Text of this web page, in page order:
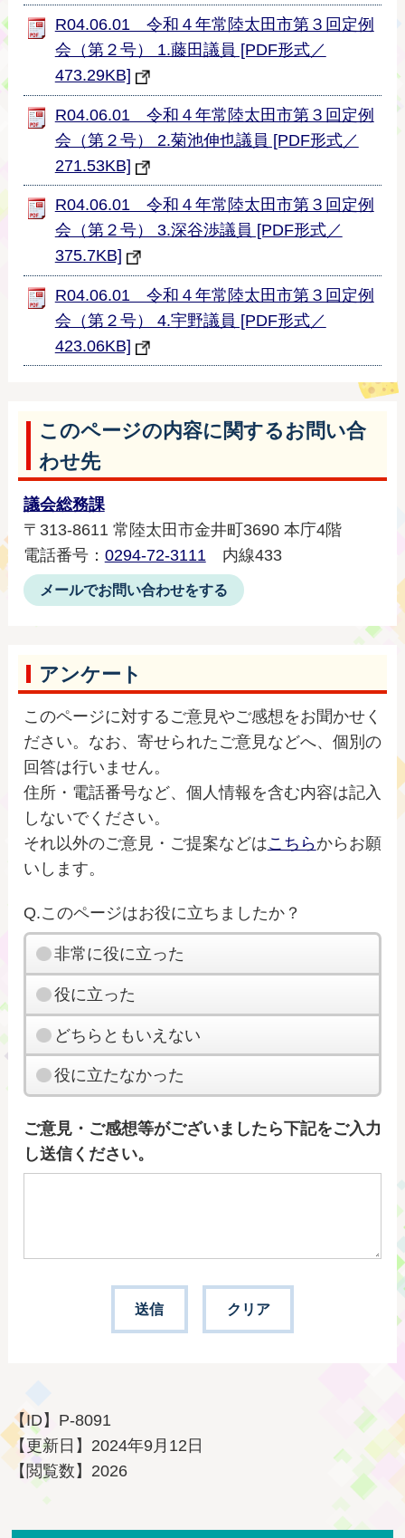
R04.06.01 令和４年常陸太田市第３回定例
会（第２号） 1.藤田議員 [PDF形式／
473.29KB]
R04.06.01 令和４年常陸太田市第３回定例
会（第２号） 2.菊池伸也議員 [PDF形式／
271.53KB]
R04.06.01 令和４年常陸太田市第３回定例
会（第２号） 3.深谷渉議員 [PDF形式／
375.7KB]
R04.06.01 令和４年常陸太田市第３回定例
会（第２号） 4.宇野議員 [PDF形式／
423.06KB]
このページの内容に関するお問い合
わせ先
議会総務課
〒313-8611 常陸太田市金井町3690 本庁4階
電話番号： 0294-72-3111 内線433
メールでお問い合わせをする
アンケート
このページに対するご意見やご感想をお聞かせく
ださい。なお、寄せられたご意見などへ、個別の
回答は行いません。
住所・電話番号など、個人情報を含む内容は記入
しないでください。
それ以外のご意見・ご提案などはこちらからお願
いします。
Q.このページはお役に立ちましたか？
非常に役に立った
役に立った
どちらともいえない
役に立たなかった
ご意見・ご感想等がございましたら下記をご入力
し送信ください。
【ID】 P-8091
【更新日】 2024年9月12日
【閲覧数】 2026